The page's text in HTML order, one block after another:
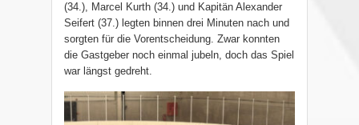
(34.), Marcel Kurth (34.) und Kapitän Alexander
Seifert (37.) legten binnen drei Minuten nach und
sorgten für die Vorentscheidung. Zwar konnten
die Gastgeber noch einmal jubeln, doch das Spiel
war längst gedreht.